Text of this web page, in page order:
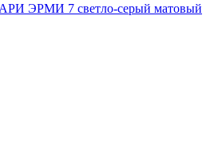
ЭРМИ 7 светло-серый матовый